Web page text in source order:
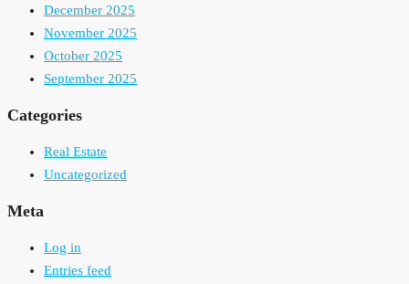
December 2025
November 2025
October 2025
September 2025
Categories
Real Estate
Uncategorized
Meta
Log in
Entries feed